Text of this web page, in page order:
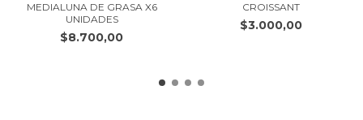
MEDIALUNA DE GRASA X6
UNIDADES
$8.700,00
CROISSANT
$3.000,00